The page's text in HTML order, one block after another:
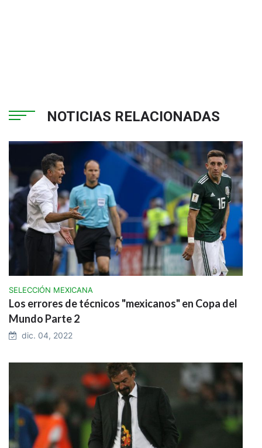
NOTICIAS RELACIONADAS
SELECCIÓN MEXICANA
Los errores de técnicos "mexicanos" en Copa del
Mundo Parte 2
dic. 04, 2022